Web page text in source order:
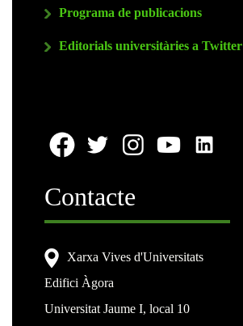
Programa de publicacions
Editorials universitàries a Twitter
Contacte
Xarxa Vives d'Universitats
Edifici Àgora
Universitat Jaume I, local 10